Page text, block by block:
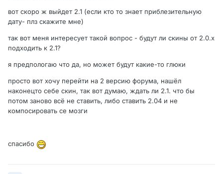
вот скоро ж выйдет 2.1 (если кто то знает приблезительную
дату- плз скажите мне)
так вот меня интересует такой вопрос - будут ли скины от 2.0.х
подходить к 2.1?
я предпологаю что да, но может будут какие-то глюки
просто вот хочу перейти на 2 версию форума, нашёл
наконецто себе скин, так вот думаю, ждать ли 2.1. что бы
потом заново всё не ставить, либо ставить 2.04 и не
компосировать се мозги
спасибо